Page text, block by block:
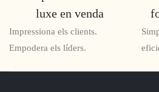
luxe en venda
Impressiona els clients.
Empodera els líders.